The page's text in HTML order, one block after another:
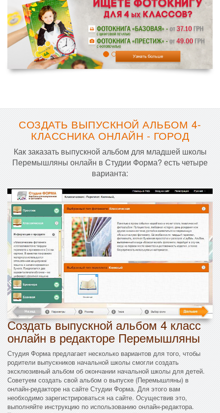
СОЗДАТЬ ВЫПУСКНОЙ АЛЬБОМ 4-
КЛАССНИКА ОНЛАЙН - ГОРОД
Как заказать выпускной альбом для младшей школы
Перемышляны онлайн в Студии Форма? есть четыре
варианта:
Создать выпускной альбом 4 класс
онлайн в редакторе Перемышляны
Студия Форма предлагает несколько вариантов для того, чтобы
родители выпускников начальной школы смогли создать
эксклюзивный альбом об окончании начальной школы для детей.
Советуем создать свой альбом о выпуске (Перемышляны) в
онлайн-редакторе на сайте Студии Форма. Для этого вам
необходимо зарегистрироваться на сайте. Осуществив это,
выполняйте инструкцию по использованию онлайн-редактора.